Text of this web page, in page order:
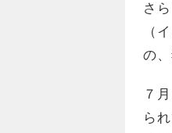
さ
（
の
７
ら